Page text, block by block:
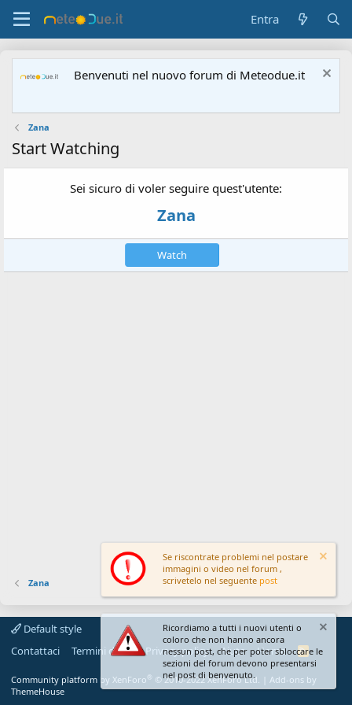
Entra
Benvenuti nel nuovo forum di Meteodue.it
Zana
Start Watching
Sei sicuro di voler seguire quest'utente:
Zana
Watch
Zana
Default style
Contattaci
Termini d'uso Privacy policy Aiuto Home
R
S
Community platform by XenForo® © 2010-2022 XenForo Ltd.
Add-ons by
ThemeHouse
Se riscontrate problemi nel postare
immagini o video nel forum ,
scrivetelo nel seguente post
Ricordiamo a tutti i nuovi utenti o
coloro che non hanno ancora
nessun post, che per poter sbloccare le
sezioni del forum devono presentarsi
nel post di benvenuto.